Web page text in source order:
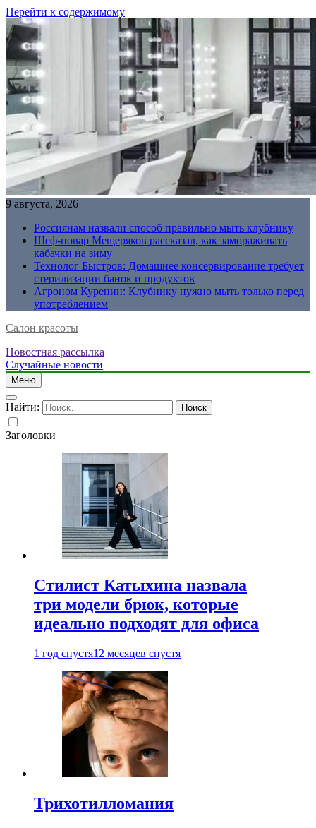
Перейти к содержимому
9 августа, 2026
Россиянам назвали способ правильно мыть клубнику
Шеф-повар Мещеряков рассказал, как замораживать
кабачки на зиму
Технолог Быстров: Домашнее консервирование требует
стерилизации банок и продуктов
Агроном Куренин: Клубнику нужно мыть только перед
употреблением
Салон красоты
Новостная рассылка
Случайные новости
Меню
Найти:
Заголовки
Стилист Катыхина назвала
три модели брюк, которые
идеально подходят для офиса
1 год спустя12 месяцев спустя
Трихотилломания